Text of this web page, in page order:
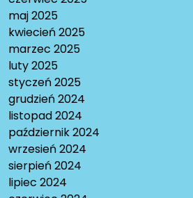
maj 2025
kwiecień 2025
marzec 2025
luty 2025
styczeń 2025
grudzień 2024
listopad 2024
październik 2024
wrzesień 2024
sierpień 2024
lipiec 2024